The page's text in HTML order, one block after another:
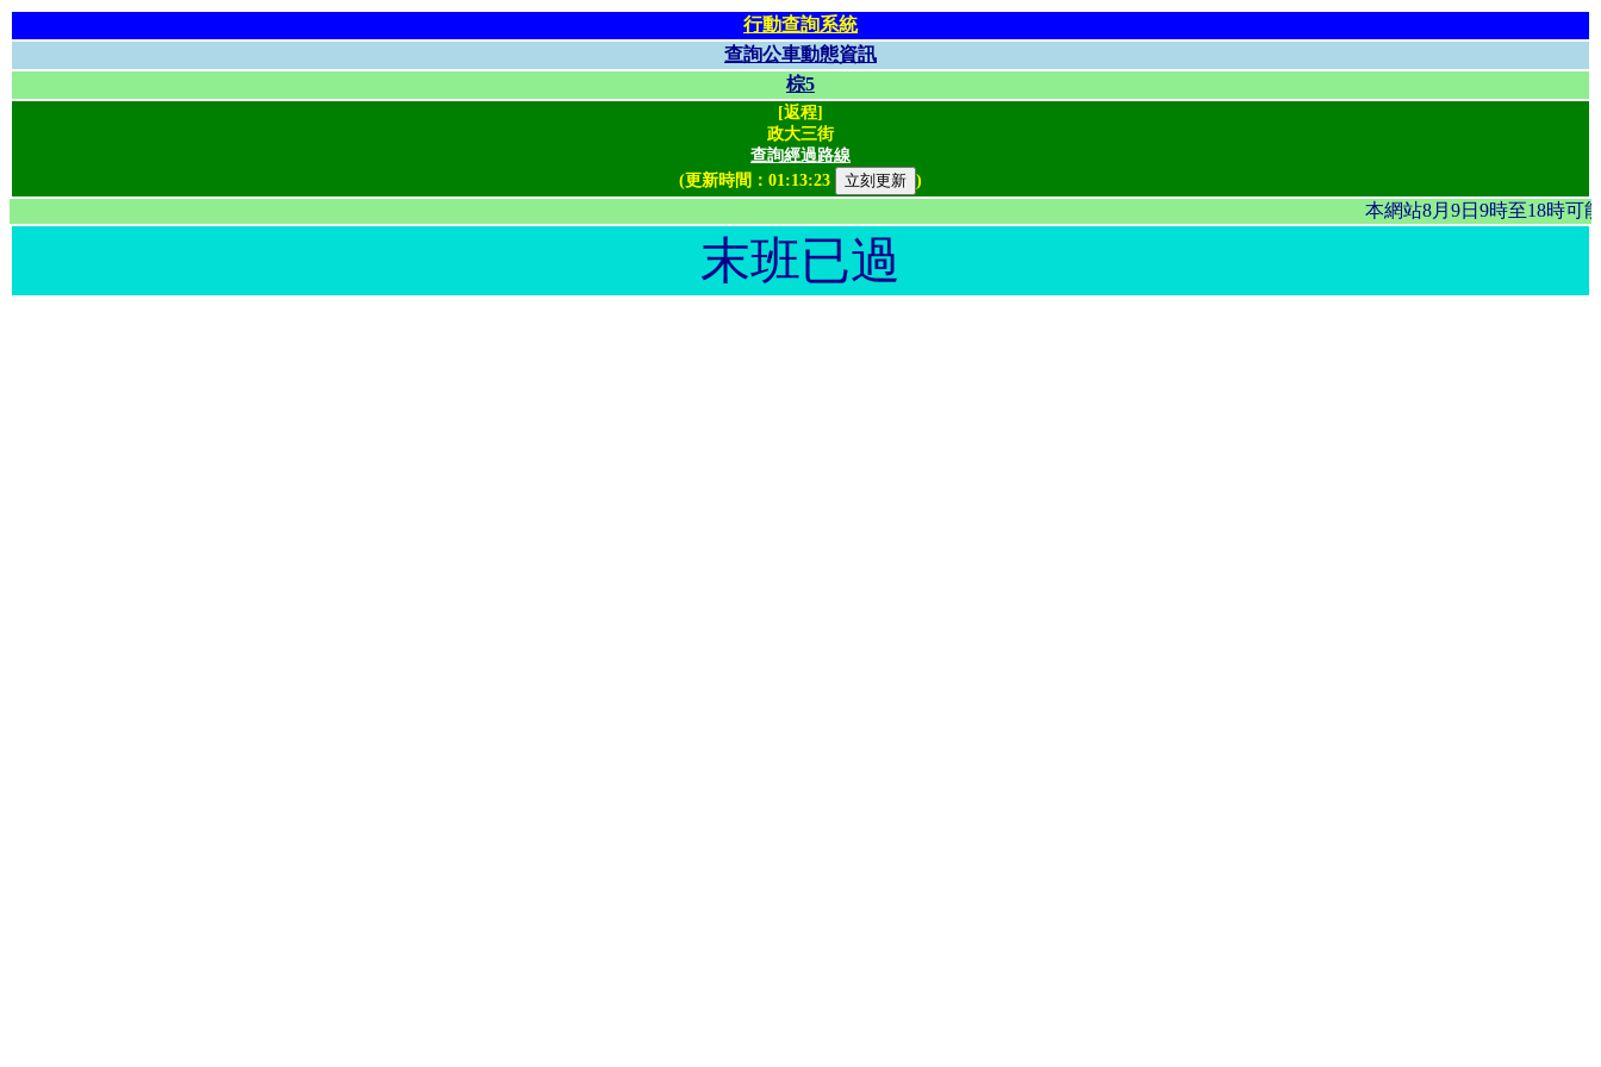
行動查詢系統
查詢公車動態資訊
棕5
[返程]
政大三街
查詢經過路線
(更新時間： 01:13:23 )
本網站8月9日9時至18
末班已過